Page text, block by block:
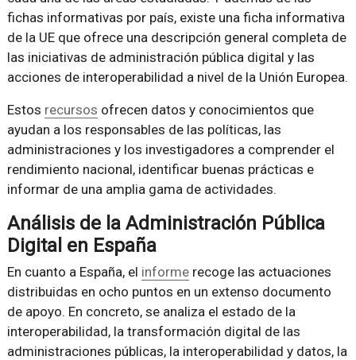
fichas informativas por país, existe una ficha informativa
de la UE que ofrece una descripción general completa de
las iniciativas de administración pública digital y las
acciones de interoperabilidad a nivel de la Unión Europea.
Estos recursos ofrecen datos y conocimientos que
ayudan a los responsables de las políticas, las
administraciones y los investigadores a comprender el
rendimiento nacional, identificar buenas prácticas e
informar de una amplia gama de actividades.
Análisis de la Administración Pública
Digital en España
En cuanto a España, el informerecoge las actuaciones
distribuidas en ocho puntos en un extenso documento
de apoyo. En concreto, se analiza el estado de la
interoperabilidad, la transformación digital de las
administraciones públicas, la interoperabilidad y datos, la